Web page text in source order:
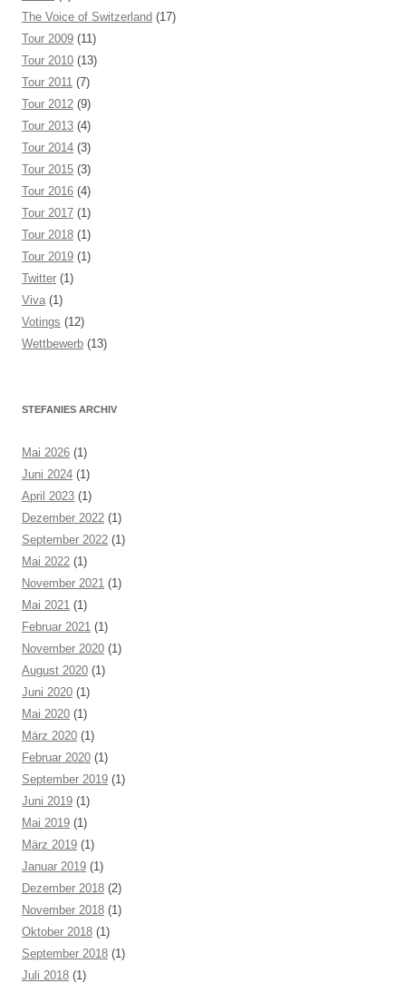
The Voice of Switzerland (17)
Tour 2009 (11)
Tour 2010 (13)
Tour 2011 (7)
Tour 2012 (9)
Tour 2013 (4)
Tour 2014 (3)
Tour 2015 (3)
Tour 2016 (4)
Tour 2017 (1)
Tour 2018 (1)
Tour 2019 (1)
Twitter (1)
Viva (1)
Votings (12)
Wettbewerb (13)
STEFANIES ARCHIV
Mai 2026 (1)
Juni 2024 (1)
April 2023 (1)
Dezember 2022 (1)
September 2022 (1)
Mai 2022 (1)
November 2021 (1)
Mai 2021 (1)
Februar 2021 (1)
November 2020 (1)
August 2020 (1)
Juni 2020 (1)
Mai 2020 (1)
März 2020 (1)
Februar 2020 (1)
September 2019 (1)
Juni 2019 (1)
Mai 2019 (1)
März 2019 (1)
Januar 2019 (1)
Dezember 2018 (2)
November 2018 (1)
Oktober 2018 (1)
September 2018 (1)
Juli 2018 (1)